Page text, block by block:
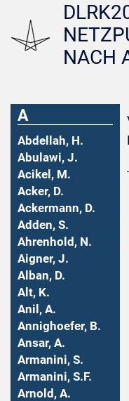
NACH
A
Abdellah, H.
Abulawi, J.
Acikel, M.
Acker, D.
Ackermann, D.
Adden, S.
Ahrenhold, N.
Aigner, J.
Alban, D.
Alt, K.
Anil, A.
Annighoefer, B.
Ansar, A.
Armanini, S.
Armanini, S.F.
Arnold, A.